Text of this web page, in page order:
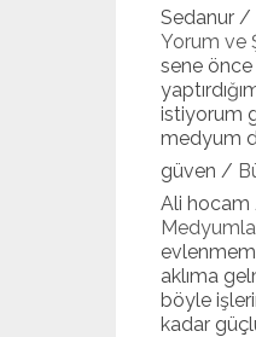
Sedanur /
Yorum ve
sene önce
istiyorum
medyum
güven /
Ali hocam
aklıma
böyle
kadar